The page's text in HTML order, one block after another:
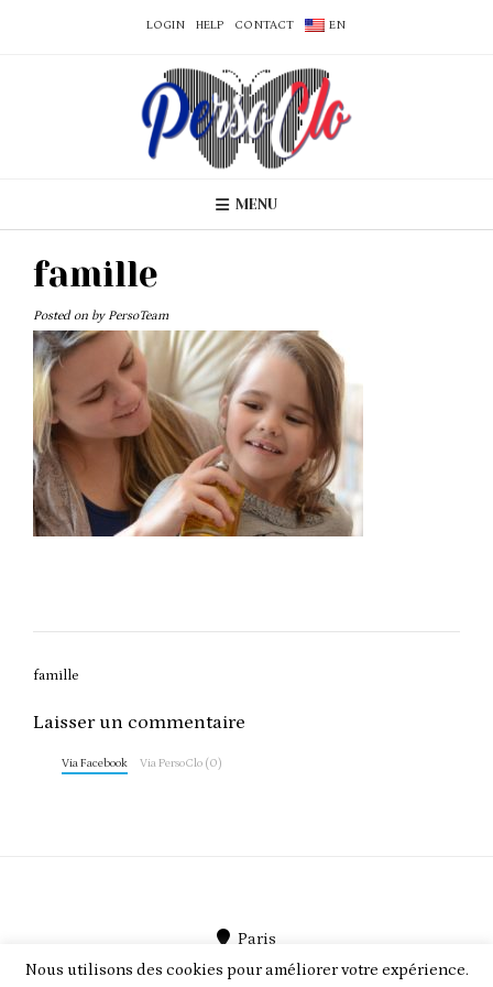
LOGIN HELP CONTACT EN
MENU
famille
Posted on by PersoTeam
Post
famille
Laisser un commentaire
Via Facebook Via PersoClo (0)
Paris
PersoClo par PEEGMO
Nous utilisons des cookies pour améliorer votre expérience.